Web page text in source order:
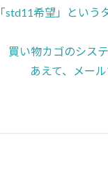
「std11希望」という
買い物カゴのシス
あえて、メー